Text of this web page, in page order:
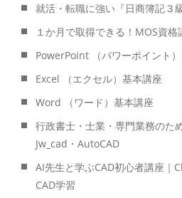
就活・転職に強い『日商簿記３
１か月で取得できる！MOS資格
PowerPoint （パワーポイント
Excel （エクセル）基本講座
Word （ワード）基本講座
行政書士・士業・専門業務のた
Jw_cad・AutoCAD
AI先生と学ぶCAD初心者講座｜
CAD学習